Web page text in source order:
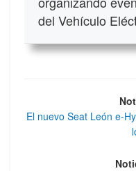
del Vehículo
El nuevo Seat León e-